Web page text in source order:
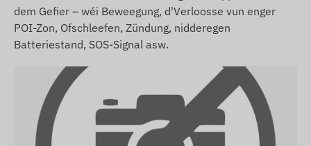
dem Gefier – wéi Beweegung, d'Verloosse vun enger
POI-Zon, Ofschleefen, Zündung, nidderegen
Batteriestand, SOS-Signal asw.